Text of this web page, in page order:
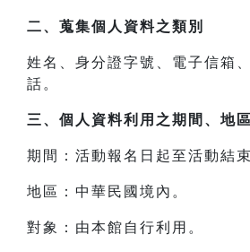
二、 蒐集個人資料之類別
姓名、身分證字號、電子信箱
話。
三、 個人資料利用之期間、地
期間：活動報名日起至活動結
地區：中華民國境內。
對象：由本館自行利用。